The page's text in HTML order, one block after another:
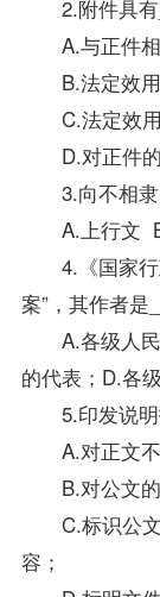
2.附件具有
A.与正件相
B.法定效用
C.法定效用
D.对正件的
3.向不相隶
A.上行文 B.
4.《国家行
案”，其作者是
A.各级人民
的代表；D.各
5.印发说明
A.对正文不
B.对公文的
C.标识公文
容；